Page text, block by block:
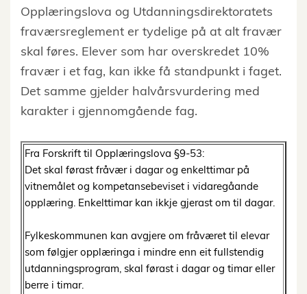
Opplæringslova og Utdanningsdirektoratets
fraværsreglement er tydelige på at alt fravær
skal føres. Elever som har overskredet 10%
fravær i et fag, kan ikke få standpunkt i faget.
Det samme gjelder halvårsvurdering med
karakter i gjennomgående fag.
Fra Forskrift til Opplæringslova §9-53:
Det skal førast fråvær i dagar og enkelttimar på
vitnemålet og kompetansebeviset i vidaregåande
opplæring. Enkelttimar kan ikkje gjerast om til dagar.
Fylkeskommunen kan avgjere om fråværet til elevar
som følgjer opplæringa i mindre enn eit fullstendig
utdanningsprogram, skal førast i dagar og timar eller
berre i timar.